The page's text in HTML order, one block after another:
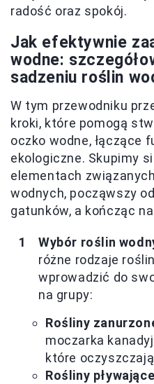
radość oraz spokój.
Jak efektywnie
wodne:
sadzeniu roślin
W tym przewodniku
kroki, które pomogą
oczko wodne, łączące
ekologiczne. Skupimy
elementach
wodnych, począwszy
gatunków, a kończąc
Wybór roślin
różne rodzaje
wprowadzić do
na grupy:
Rośliny
moczarka
które
Rośliny pływające